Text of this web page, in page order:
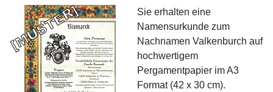
Sie erhalten eine
Namensurkunde zum
Nachnamen Valkenburch auf
hochwertigem
Pergamentpapier im A3
Format (42 x 30 cm).